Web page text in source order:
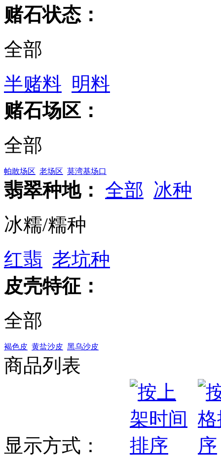
赌石状态：
全部
半赌料 明料
赌石场区：
全部
帕敢场区 老场区 莫湾基场口
翡翠种地： 全部 冰种
冰糯/糯种
红翡 老坑种
皮壳特征：
全部
褐色皮 黄盐沙皮 黑乌沙皮
商品列表
显示方式：